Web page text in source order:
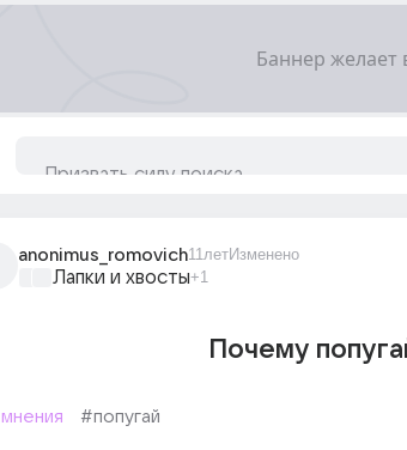
anonimus_romovich11летИзменено
Лапки и хвосты+1
Почему
мнения #попугай